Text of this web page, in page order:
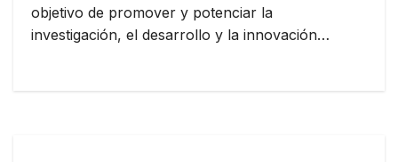
objetivo de promover y potenciar la
investigación, el desarrollo y la innovación…